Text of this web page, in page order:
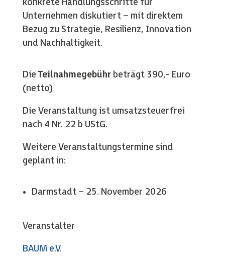
konkrete Handlungsschritte für
Unternehmen diskutiert – mit direktem
Bezug zu Strategie, Resilienz, Innovation
und Nachhaltigkeit.
DieTeilnahmegebühr beträgt 390,- Euro
(netto)
Die Veranstaltung ist umsatzsteuerfrei
nach 4 Nr. 22 b UStG.
Weitere Veranstaltungstermine sind
geplant in:
Darmstadt – 25. November 2026
Veranstalter
BAUM e.V.